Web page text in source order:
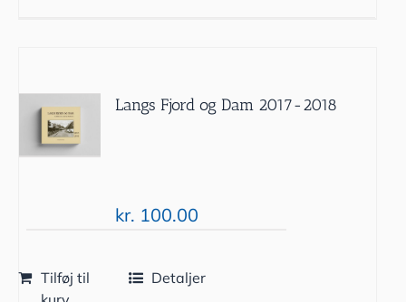
Langs Fjord og Dam 2017-2018
kr. 100.00
Tilføj til
Detaljer